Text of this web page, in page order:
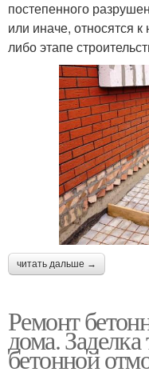
постепенного
или иначе, относятся
либо этапе
читать дальше →
Ремонт
дома.
бетонной